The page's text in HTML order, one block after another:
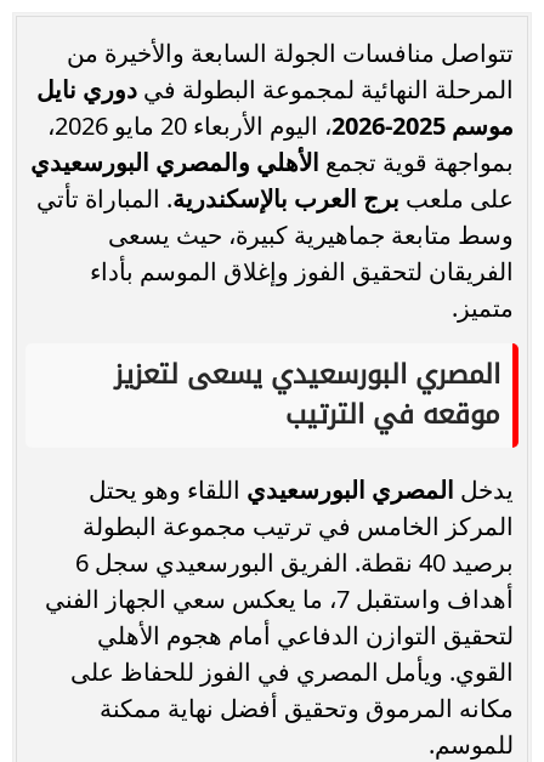
تتواصل منافسات الجولة السابعة والأخيرة من
المرحلة النهائية لمجموعة البطولة في دوري نايل
موسم 2025-2026
، اليوم الأربعاء 20 مايو 2026،
بمواجهة قوية تجمع الأهلي والمصري البورسعيدي
على ملعب برج العرب بالإسكندرية. المباراة تأتي
وسط متابعة جماهيرية كبيرة، حيث يسعى
الفريقان لتحقيق الفوز وإغلاق الموسم بأداء
متميز.
المصري البورسعيدي يسعى لتعزيز
موقعه في الترتيب
يدخل المصري البورسعيدي اللقاء وهو يحتل
المركز الخامس في ترتيب مجموعة البطولة
برصيد 40 نقطة. الفريق البورسعيدي سجل 6
أهداف واستقبل 7، ما يعكس سعي الجهاز الفني
لتحقيق التوازن الدفاعي أمام هجوم الأهلي
القوي. ويأمل المصري في الفوز للحفاظ على
مكانه المرموق وتحقيق أفضل نهاية ممكنة
للموسم.